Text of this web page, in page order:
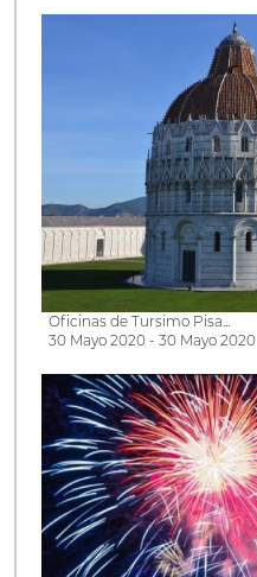
Oficinas de Tursimo Pisa...
30 Mayo 2020 - 30 Mayo 2020